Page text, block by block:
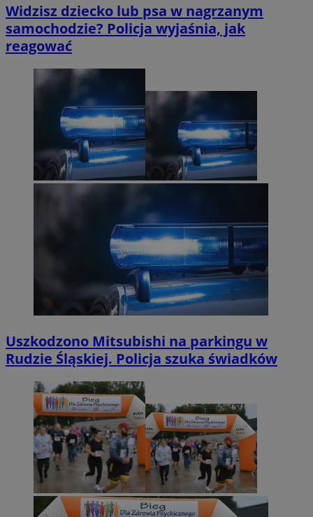
Widzisz dziecko lub psa w nagrzanym
samochodzie? Policja wyjaśnia, jak
reagować
Uszkodzono Mitsubishi na parkingu w
Rudzie Śląskiej. Policja szuka świadków